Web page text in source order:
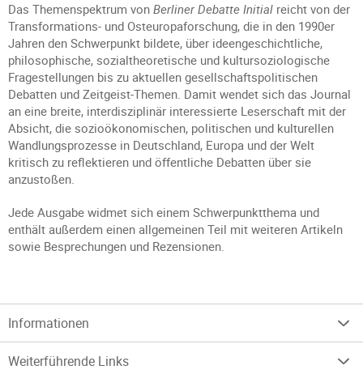
Das Themenspektrum von Berliner Debatte Initial reicht von der
Transformations- und Osteuropaforschung, die in den 1990er
Jahren den Schwerpunkt bildete, über ideengeschichtliche,
philosophische, sozialtheoretische und kultursoziologische
Fragestellungen bis zu aktuellen gesellschaftspolitischen
Debatten und Zeitgeist-Themen. Damit wendet sich das Journal
an eine breite, interdisziplinär interessierte Leserschaft mit der
Absicht, die sozioökonomischen, politischen und kulturellen
Wandlungsprozesse in Deutschland, Europa und der Welt
kritisch zu reflektieren und öffentliche Debatten über sie
anzustoßen.
Jede Ausgabe widmet sich einem Schwerpunktthema und
enthält außerdem einen allgemeinen Teil mit weiteren Artikeln
sowie Besprechungen und Rezensionen.
Informationen
Weiterführende Links